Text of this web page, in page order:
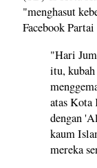
"menghasut
Facebook
"Hari
itu,
atas
dengan
kaum
mereka